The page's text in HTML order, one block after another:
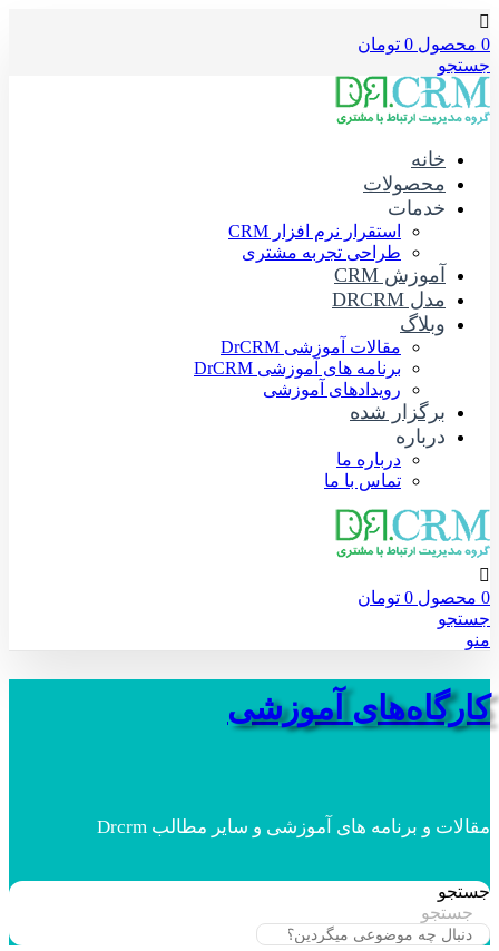
0 محصول 0 تومان
جستجو
خانه
محصولات
خدمات
استقرار نرم افزار CRM
طراحی تجربه مشتری
آموزش CRM
مدل DRCRM
وبلاگ
مقالات آموزشی DrCRM
برنامه های آموزشی DrCRM
رویدادهای آموزشی
برگزار شده
درباره
درباره ما
تماس با ما
0 محصول 0 تومان
جستجو
منو
کارگاه‌های آموزشی
مقالات و برنامه های آموزشی و سایر مطالب Drcrm
جستجو
جستجو